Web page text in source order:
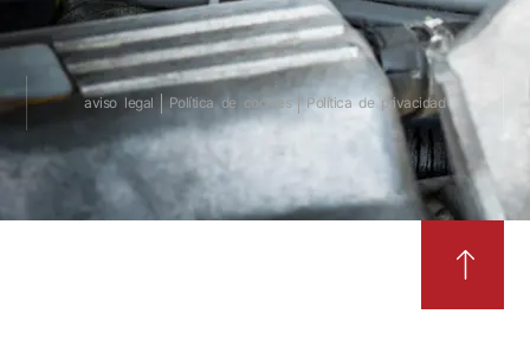
aviso legal Política de cookies Política de privacidad